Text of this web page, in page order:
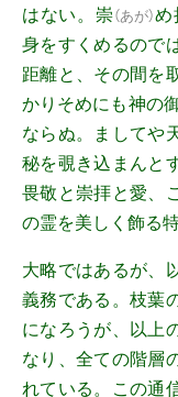
はない。 崇（あが）め
身をすくめるので
距離と、その間を
かりそめにも神の
ならぬ。ましてや
秘を覗き込まんと
畏敬と崇拝と愛、
の霊を美しく飾る
大略ではあるが、
義務である。枝葉
になろうが、以上
なり、全ての階層
れている。この通